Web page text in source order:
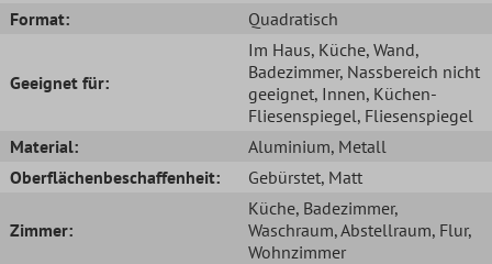
Format:
Quadratisch
Geeignet für:
Im Haus, Küche, Wand,
Badezimmer, Nassbereich nicht
geeignet, Innen, Küchen-
Fliesenspiegel, Fliesenspiegel
Material:
Aluminium, Metall
Oberflächenbeschaffenheit:
Gebürstet, Matt
Zimmer:
Küche, Badezimmer,
Waschraum, Abstellraum, Flur,
Wohnzimmer